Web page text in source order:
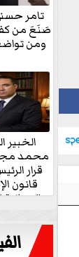
تامر
صَنَعَ من
ومن
الخبير
محمد
قرار
قانون